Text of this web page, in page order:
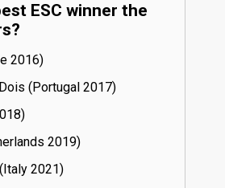
ESC winner the
16)
(Portugal
17)
18)
19)
21)